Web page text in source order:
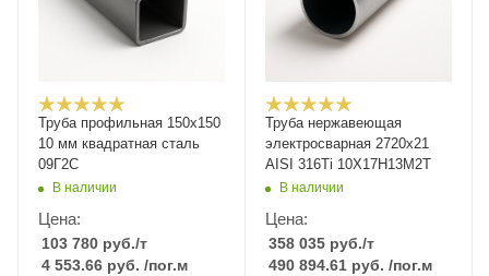
Труба профильная 150х150
10 мм квадратная сталь
09Г2С
В наличии
Цена:
103 780 руб./т
4 553.66 руб. /пог.м
Труба нержавеющая
электросварная 2720х21
AISI 316Ti 10Х17Н13М2Т
В наличии
Цена:
358 035 руб./т
490 894.61 руб. /пог.м